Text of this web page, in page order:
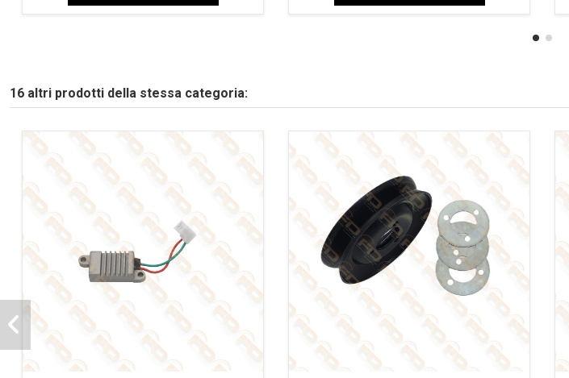
16 altri prodotti della stessa categoria: